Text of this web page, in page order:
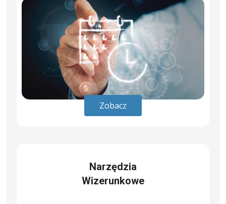
Zobacz
Narzędzia
Wizerunkowe